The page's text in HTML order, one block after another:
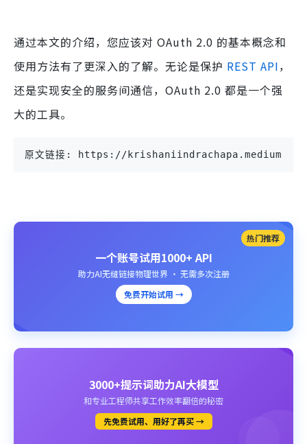
通过本文的介绍，您应该对 OAuth 2.0 的基本概念和
使用方法有了更深入的了解。无论是保护 REST API，
还是实现安全的服务间通信，OAuth 2.0 都是一个强
大的工具。
原文链接: https://
热门推荐
一个账号试用1000+ API
助力AI无缝链接物理世界 · 无需多次注册
免费开始试用 →
3000+提示词助力AI大模型
和专业工程师共享工作效率翻倍的秘密
先免费试用、用好了再买 →